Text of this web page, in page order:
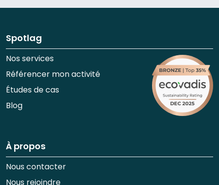
Spotlag
Nos services
Référencer mon activité
Études de cas
Blog
À propos
Nous contacter
Nous rejoindre